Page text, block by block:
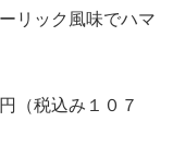
リック風味でハマ
税込み１０７